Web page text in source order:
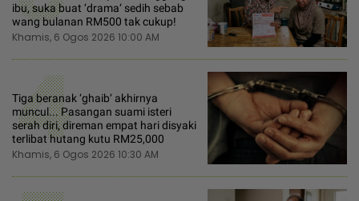
ibu, suka buat ‘drama‘ sedih sebab
wang bulanan RM500 tak cukup!
Khamis, 6 Ogos 2026 10:00 AM
4
Tiga beranak ‘ghaib‘ akhirnya
muncul... Pasangan suami isteri
serah diri, direman empat hari disyaki
terlibat hutang kutu RM25,000
Khamis, 6 Ogos 2026 10:30 AM